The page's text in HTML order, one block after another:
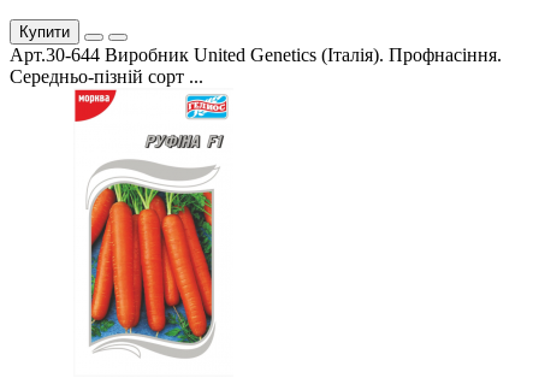
Купити
Арт.30-644 Виробник United Genetics (Італія). Профнасіння.
Середньо-пізній сорт ...